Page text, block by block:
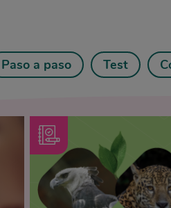
Paso a paso Test